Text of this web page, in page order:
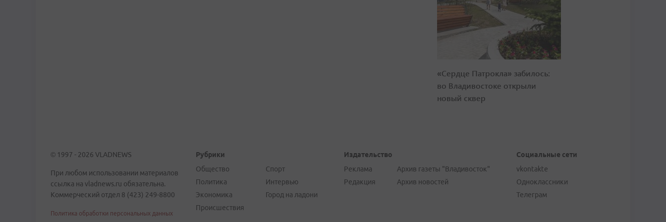
«Сердце Патрокла» забилось:
во Владивостоке открыли
новый сквер
© 1997 - 2026 VLADNEWS
При любом использовании материалов
ссылка на vladnews.ru обязательна.
Коммерческий отдел 8 (423) 249-8800
Политика обработки персональных данных
Рубрики
Общество
Политика
Экономика
Происшествия
Спорт
Интервью
Город на ладони
Издательство
Реклама
Редакция
Архив газеты "Владивосток"
Архив новостей
Социальные сети
vkontakte
Одноклассники
Телеграм